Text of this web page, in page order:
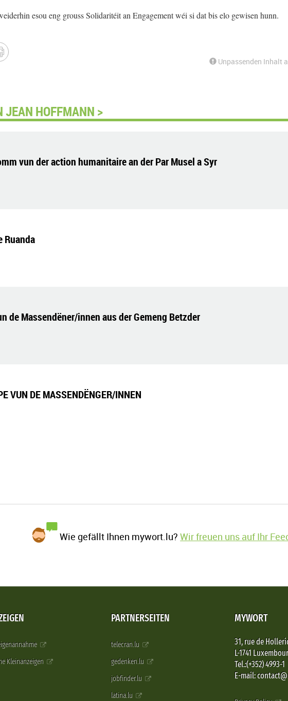
esou eng grouss Solidaritéit an Engagement wéi si dat bis elo gewisen hunn.
Unpassenden Inhalt
JEAN HOFFMANN >
vun der action humanitaire an der Par Musel a Syr
Ruanda
de Massendëner/innen aus der Gemeng Betzder
VUN DE MASSENDËNGER/INNEN
Wie gefällt Ihnen mywort.lu?Wir freuen uns auf Ihr
Kleinanzeigen
PARTNERSEITEN
telecran.lu
gedenken.lu
jobfinder.lu
latina.lu
MYWORT
31, rue de
L-1741
Tel.:(+352) 4993-1
E-mail: